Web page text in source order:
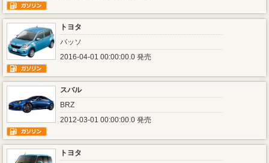
トヨタ
パッソ
2016-04-01 00:00:00.0 発売
スバル
BRZ
2012-03-01 00:00:00.0 発売
トヨタ